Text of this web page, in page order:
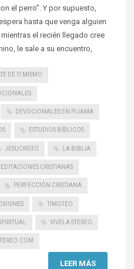
el perro”. Y por supuesto,
hasta que venga alguien
el recién llegado cree
le sale a su encuentro,
DE TI MISMO
DEVOCIONALES EN PIJAMA
ESTUDIOS BÍBLICOS
JESUCRISTO LA BIBLIA
CRISTIANAS
PERFECCIÓN CRISTIANA
TIMOTEO
VIVELA STEREO
LEER MÁS